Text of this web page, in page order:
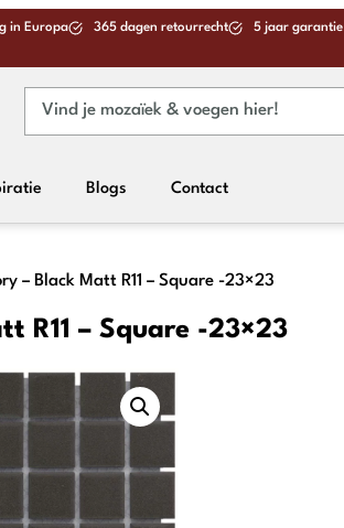
in Europa 365 dagen retourrecht 5 jaar garantie
Blogs Contact
– Black Matt R11 – Square -23×23
R11 – Square -23×23